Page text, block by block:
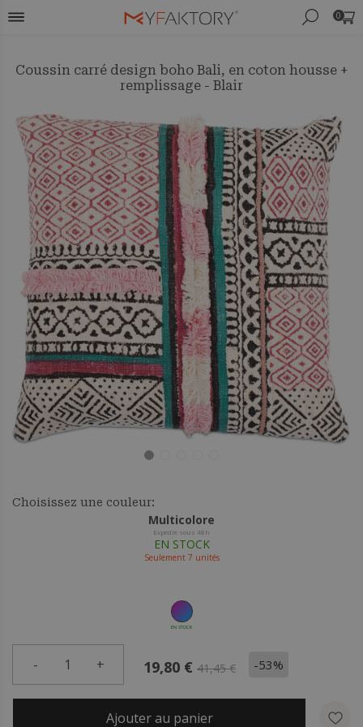
0
Coussin carré design boho Bali, en coton housse +
remplissage - Blair
Choisissez une couleur:
Multicolore
Expédié sous 48h
EN STOCK
Seulement 7 unités
EN STOCK
- 1 + 19,80 € 41,45 € -53%
Ajouter au panier